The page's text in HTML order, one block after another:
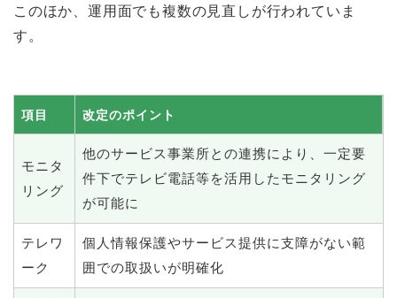
このほか、運用面でも複数の見直しが行われていま
す。
項目 改定のポイント
モニタ
リング
他のサービス事業所との連携により、一定要
件下でテレビ電話等を活用したモニタリング
が可能に
テレワ
ーク
個人情報保護やサービス提供に支障がない範
囲での取扱いが明確化